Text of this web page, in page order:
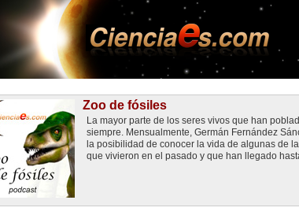
Zoo de fósiles
La mayor parte de los seres vivos que han
siempre. Mensualmente, Germán Fernández
la posibilidad de conocer la vida de algunas de
que vivieron en el pasado y que han llegado